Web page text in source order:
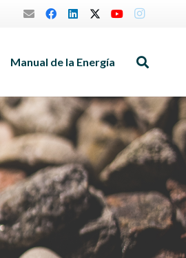
Manual de la Energía